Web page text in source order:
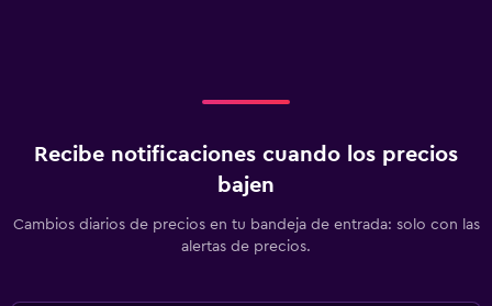
Recibe notificaciones cuando los precios
bajen
Cambios diarios de precios en tu bandeja de entrada: solo con las
alertas de precios.